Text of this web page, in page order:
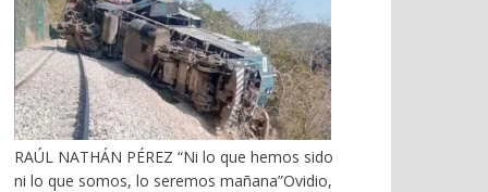
RAÚL NATHÁN PÉREZ “Ni lo que hemos sido
ni lo que somos, lo seremos mañana”Ovidio,